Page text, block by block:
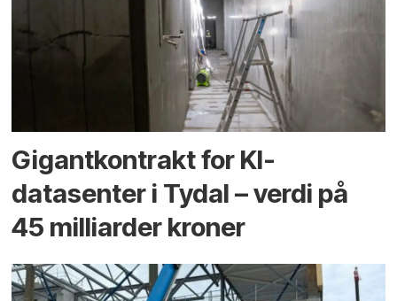
Gigantkontrakt for KI-
datasenter i Tydal – verdi på
45 milliarder kroner